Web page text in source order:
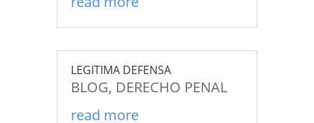
LEGITIMA DEFENSA
BLOG, DERECHO PENAL
read more